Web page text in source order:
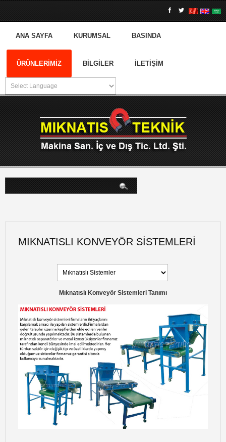
ANA SAYFA KURUMSAL BASINDA
ÜRÜNLERIMIZ BILGILER İLETIŞIM
arama...
MIKNATISLI KONVEYÖR SISTEMLERI
Mıknatıslı Konveyör Sistemleri Tanımı